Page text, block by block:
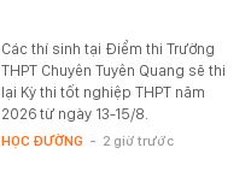
Các thí sinh tại Điểm thi Trường
THPT Chuyên Tuyên Quang sẽ thi
lại Kỳ thi tốt nghiệp THPT năm
2026 từ ngày 13-15/8.
HỌC ĐƯỜNG - 2 giờ trước